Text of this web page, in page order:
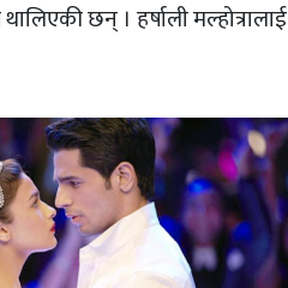
छन् । हर्षाली मल्होत्रालाई